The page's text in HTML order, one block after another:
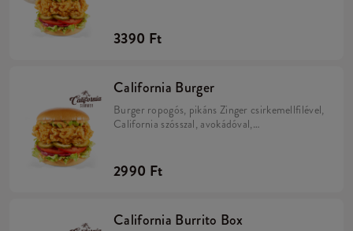
3390 Ft
California Burger
Burger ropogós, pikáns Zinger csirkemellfilével,
California szósszal, avokádóval,
briós zsemlében.
2990 Ft
California Burrito Box